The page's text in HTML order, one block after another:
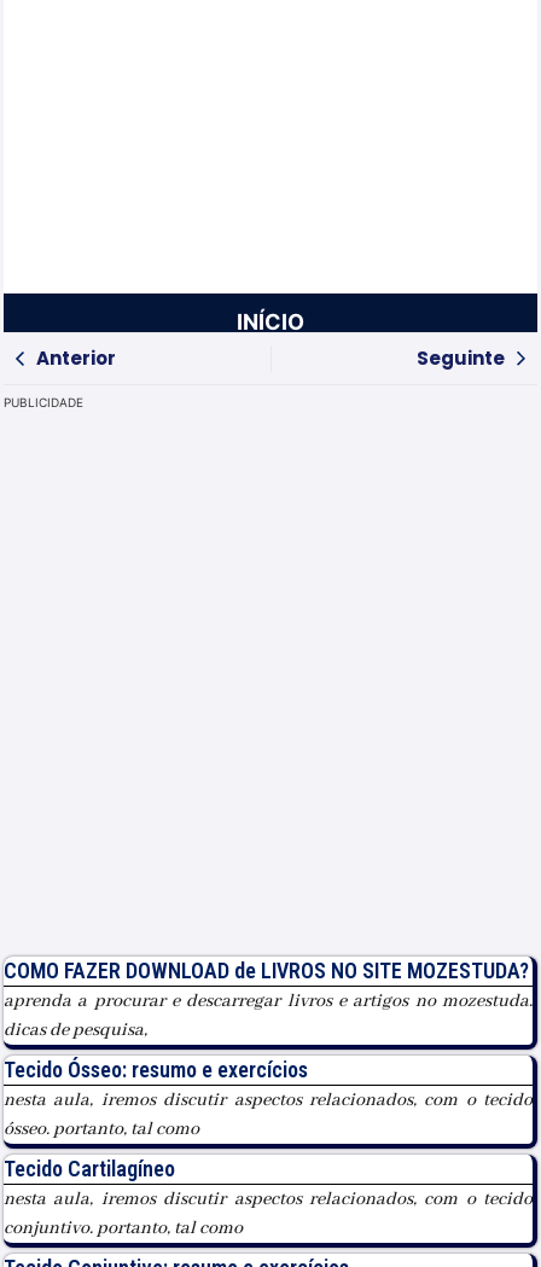
INÍCIO
Anterior
Seguinte
PUBLICIDADE
COMO FAZER DOWNLOAD de LIVROS NO SITE MOZESTUDA?
aprenda a procurar e descarregar livros e artigos no mozestuda.
dicas de pesquisa,
Tecido Ósseo: resumo e exercícios
nesta aula, iremos discutir aspectos relacionados, com o tecido
ósseo. portanto, tal como
Tecido Cartilagíneo
nesta aula, iremos discutir aspectos relacionados, com o tecido
conjuntivo. portanto, tal como